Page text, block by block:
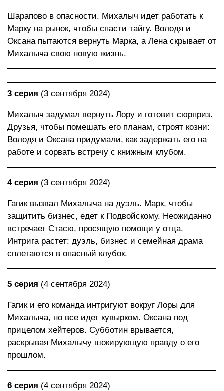
Шарапово в опасности. Михалыч идет работать к
Марку на рынок, чтобы спасти тайгу. Володя и
Оксана пытаются вернуть Марка, а Лена скрывает от
Михалыча свою новую жизнь.
3 серия (3 сентября 2024)
Михалыч задумал вернуть Лору и готовит сюрприз.
Друзья, чтобы помешать его планам, строят козни:
Володя и Оксана придумали, как задержать его на
работе и сорвать встречу с книжным клубом.
4 серия (3 сентября 2024)
Гагик вызвал Михалыча на дуэль. Марк, чтобы
защитить бизнес, едет к Подвойскому. Неожиданно
встречает Стасю, просящую помощи у отца.
Интрига растет: дуэль, бизнес и семейная драма
сплетаются в опасный клубок.
5 серия (4 сентября 2024)
Гагик и его команда интригуют вокруг Лоры для
Михалыча, но все идет кувырком. Оксана под
прицелом хейтеров. Субботин врывается,
раскрывая Михалычу шокирующую правду о его
прошлом.
6 серия (4 сентября 2024)